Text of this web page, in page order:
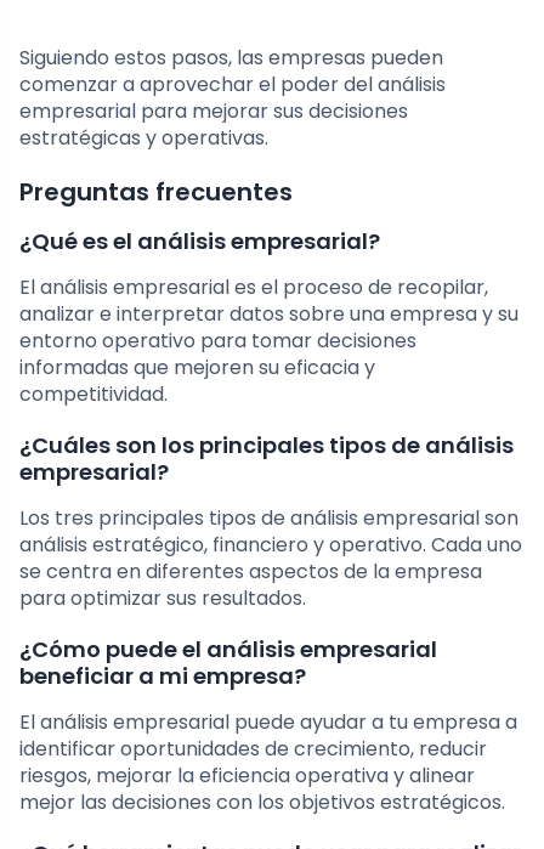
Siguiendo estos pasos, las empresas pueden
comenzar a aprovechar el poder del análisis
empresarial para mejorar sus decisiones
estratégicas y operativas.
Preguntas frecuentes
¿Qué es el análisis empresarial?
El análisis empresarial es el proceso de recopilar,
analizar e interpretar datos sobre una empresa y su
entorno operativo para tomar decisiones
informadas que mejoren su eficacia y
competitividad.
¿Cuáles son los principales tipos de análisis
empresarial?
Los tres principales tipos de análisis empresarial son
análisis estratégico, financiero y operativo. Cada uno
se centra en diferentes aspectos de la empresa
para optimizar sus resultados.
¿Cómo puede el análisis empresarial
beneficiar a mi empresa?
El análisis empresarial puede ayudar a tu empresa a
identificar oportunidades de crecimiento, reducir
riesgos, mejorar la eficiencia operativa y alinear
mejor las decisiones con los objetivos estratégicos.